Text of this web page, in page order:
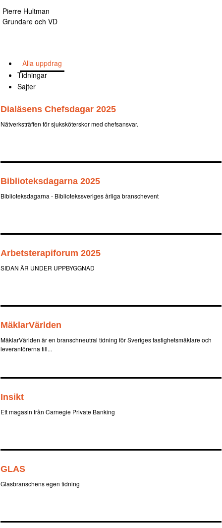
Pierre Hultman
Grundare och VD
Alla uppdrag
flik)
Tidningar
Sajter
Dialäsens Chefsdagar 2025
Nätverksträffen för sjuksköterskor med chefsansvar.
Biblioteksdagarna 2025
Biblioteksdagarna - Bibliotekssveriges årliga branschevent
Arbetsterapiforum 2025
SIDAN ÄR UNDER UPPBYGGNAD
MäklarVärlden
MäklarVärlden är en branschneutral tidning för Sveriges fastighetsmäklare och
leverantörerna till...
Insikt
Ett magasin från Carnegie Private Banking
GLAS
Glasbranschens egen tidning